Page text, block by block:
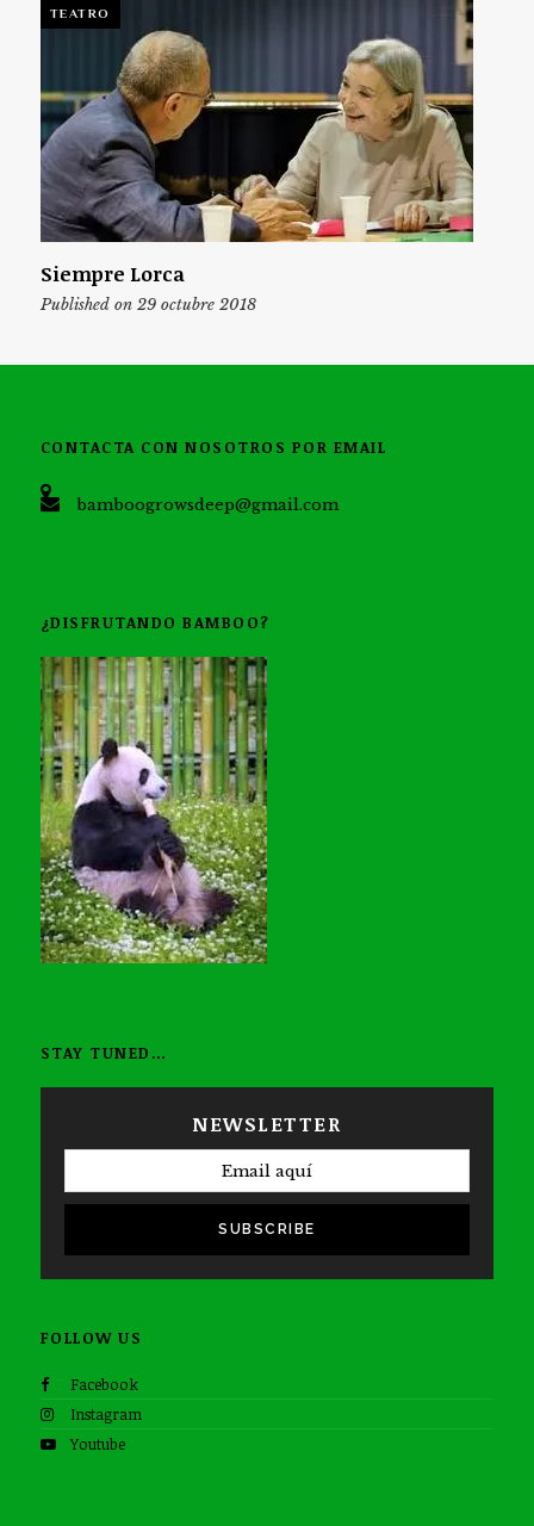
TEATRO
Siempre Lorca
Published on 29 octubre 2018
CONTACTA CON NOSOTROS POR EMAIL
bamboogrowsdeep@gmail.com
¿DISFRUTANDO BAMBOO?
STAY TUNED…
NEWSLETTER
SUBSCRIBE
FOLLOW US
Facebook
Instagram
Youtube